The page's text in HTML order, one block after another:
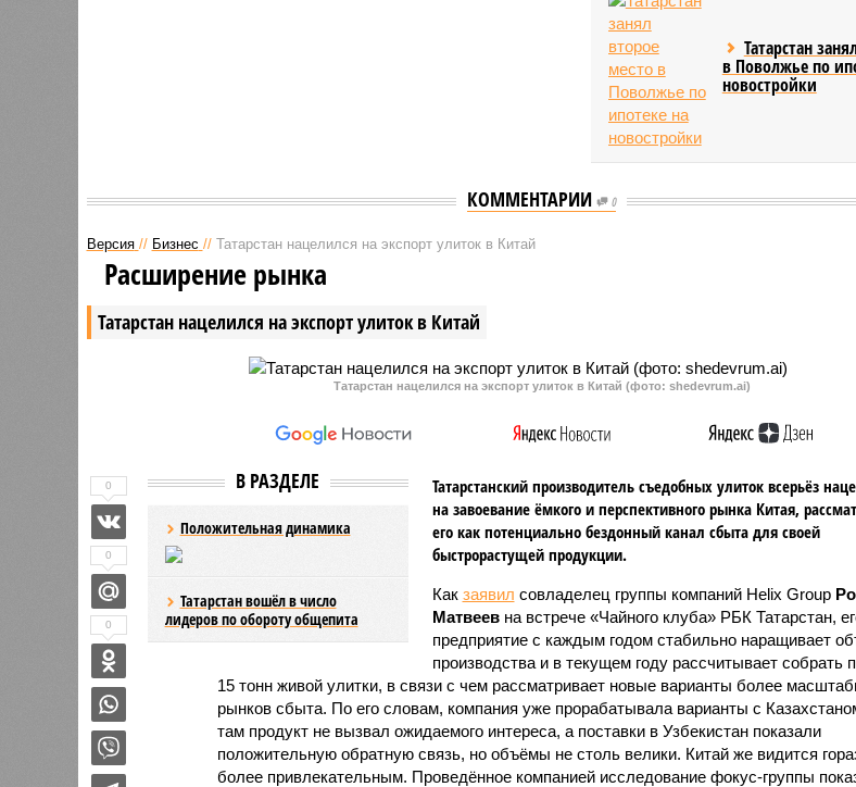
Татарстан
в Поволжье по
новостройки
КОММЕНТАРИИ 0
Версия // Бизнес // Татарстан нацелился на экспорт улиток в Китай
Татарстан нацелился на экспорт улиток в Китай
Расширение рынка
Татарстан нацелился на экспорт улиток в Китай (фото: shedevrum.ai)
В РАЗДЕЛЕ
Положительная динамика
Татарстан вошёл в число
лидеров по обороту общепита
Татарстанский производитель съедобных улиток всерьёз
на завоевание ёмкого и перспективного рынка Китая,
его как потенциально бездонный канал сбыта для своей
быстрорастущей продукции.
Как заявил совладелец группы компаний Helix Group
Матвеевна встрече «Чайного клуба» РБК Татарстан,
предприятие с каждым годом стабильно наращивает
производства и в текущем году рассчитывает собрать
15 тонн живой улитки, в связи с чем рассматривает новые варианты более
рынков сбыта. По его словам, компания уже прорабатывала варианты с
там продукт не вызвал ожидаемого интереса, а поставки в Узбекистан показали
положительную обратную связь, но объёмы не столь велики. Китай же видится
более привлекательным. Проведённое компанией исследование фокус-группы
0
0
0